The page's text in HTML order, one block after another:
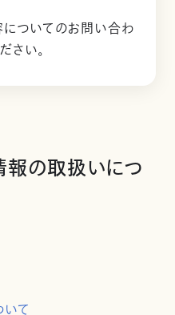
ついてのお問い合わ
さい。
報の取扱いにつ
いて